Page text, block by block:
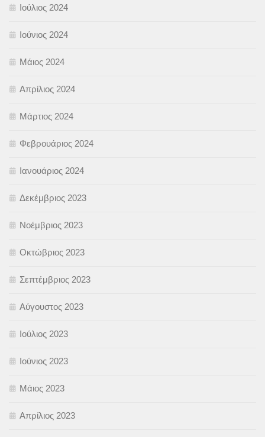
Ιούλιος 2024
Ιούνιος 2024
Μάιος 2024
Απρίλιος 2024
Μάρτιος 2024
Φεβρουάριος 2024
Ιανουάριος 2024
Δεκέμβριος 2023
Νοέμβριος 2023
Οκτώβριος 2023
Σεπτέμβριος 2023
Αύγουστος 2023
Ιούλιος 2023
Ιούνιος 2023
Μάιος 2023
Απρίλιος 2023